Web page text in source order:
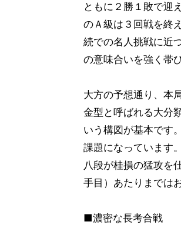
ともに２勝１敗で迎
のＡ級は３回戦を終
続での名人挑戦に近
の意味合いを強く帯
大方の予想通り、本
金型と呼ばれる大分
いう構図が基本です
課題になっています
八段が桂損の猛攻を
手目）あたりまでは
■濃密な長考合戦